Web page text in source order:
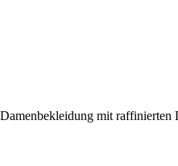
mit raffinierten